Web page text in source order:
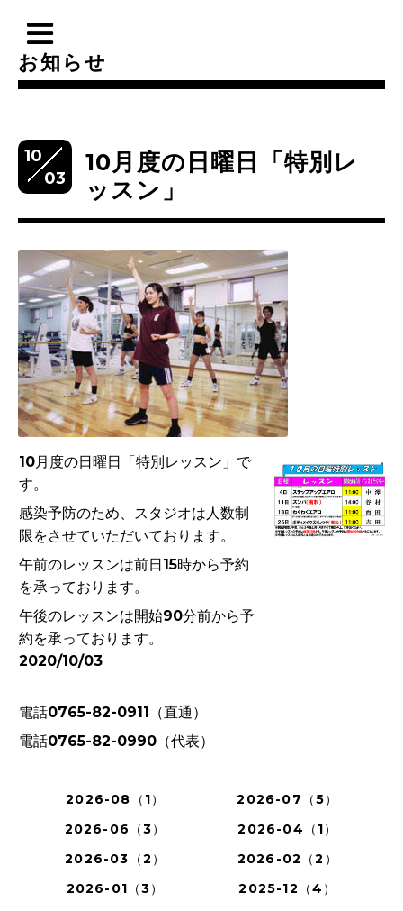
お知らせ
10
03
10月度の日曜日「特別レ
ッスン」
10月度の日曜日「特別レッスン」で
す。
感染予防のため、スタジオは人数制
限をさせていただいております。
午前のレッスンは前日15時から予約
を承っております。
午後のレッスンは開始90分前から予
約を承っております。
2020/10/03
電話0765-82-0911（直通）
電話0765-82-0990（代表）
2026-08（1）
2026-07（5）
2026-06（3）
2026-04（1）
2026-03（2）
2026-02（2）
2026-01（3）
2025-12（4）